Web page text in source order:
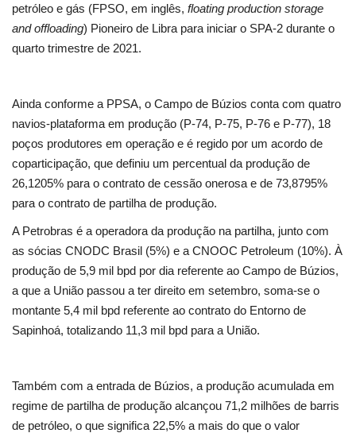
petróleo e gás (FPSO, em inglês, floating production storage
and offloading) Pioneiro de Libra para iniciar o SPA-2 durante o
quarto trimestre de 2021.
Ainda conforme a PPSA, o Campo de Búzios conta com quatro
navios-plataforma em produção (P-74, P-75, P-76 e P-77), 18
poços produtores em operação e é regido por um acordo de
coparticipação, que definiu um percentual da produção de
26,1205% para o contrato de cessão onerosa e de 73,8795%
para o contrato de partilha de produção.
A Petrobras é a operadora da produção na partilha, junto com
as sócias CNODC Brasil (5%) e a CNOOC Petroleum (10%). À
produção de 5,9 mil bpd por dia referente ao Campo de Búzios,
a que a União passou a ter direito em setembro, soma-se o
montante 5,4 mil bpd referente ao contrato do Entorno de
Sapinhoá, totalizando 11,3 mil bpd para a União.
Também com a entrada de Búzios, a produção acumulada em
regime de partilha de produção alcançou 71,2 milhões de barris
de petróleo, o que significa 22,5% a mais do que o valor